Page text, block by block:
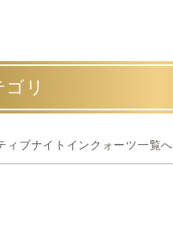
リ
ィブナイトインクォーツ一覧へ